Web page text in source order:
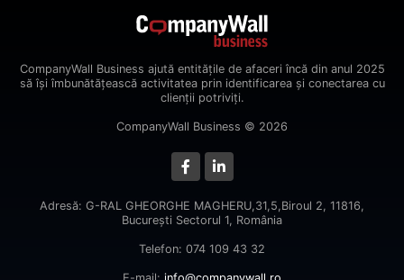
CompanyWall Business ajută entitățile de afaceri încă din anul 2025
să își îmbunătățească activitatea prin identificarea și conectarea cu
clienții potriviți.
CompanyWall Business © 2026
Adresă: G-RAL GHEORGHE MAGHERU,31,5,Biroul 2, 11816,
Bucureşti Sectorul 1, România
Telefon: 074 109 43 32